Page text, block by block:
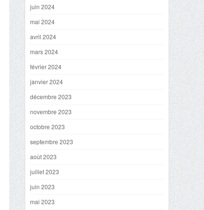
juin 2024
mai 2024
avril 2024
mars 2024
février 2024
janvier 2024
décembre 2023
novembre 2023
octobre 2023
septembre 2023
août 2023
juillet 2023
juin 2023
mai 2023